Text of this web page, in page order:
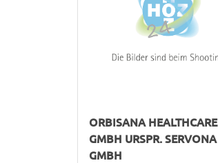
ORBISANA HEALTHCARE
GMBH URSPR. SERVONA
GMBH